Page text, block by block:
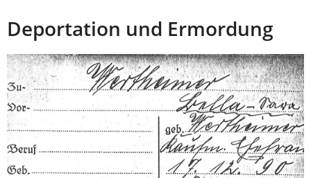
Deportation und Ermordung